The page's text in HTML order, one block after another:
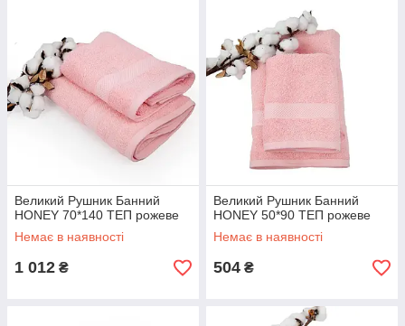
Великий Рушник Банний
HONEY 70*140 ТЕП рожеве
Немає в наявності
1 012 ₴
Великий Рушник Банний
HONEY 50*90 ТЕП рожеве
Немає в наявності
504 ₴